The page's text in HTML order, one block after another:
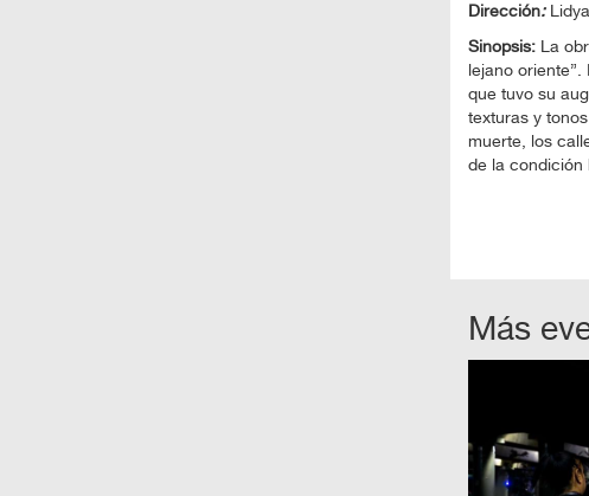
Dirección:
Sinopsis: La
lejano
que tuvo su
texturas y
muerte, los
de la condición
Más